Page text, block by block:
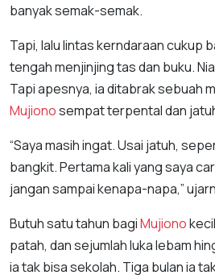
banyak semak-semak.
Tapi, lalu lintas kerndaraan cukup
tengah menjinjing tas dan buku.
Tapi apesnya, ia ditabrak sebuah
Mujionosempat terpental dan
“Saya masih ingat. Usai jatuh,
bangkit. Pertama kali yang saya
jangan sampai kenapa-napa,”
Butuh satu tahun bagiMujiono
patah, dan sejumlah luka lebam
ia tak bisa sekolah. Tiga bulan ia